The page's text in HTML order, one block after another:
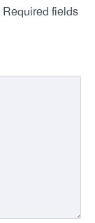
Required fields